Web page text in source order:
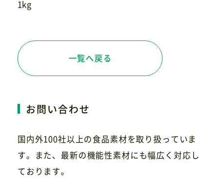
1kg
一覧へ戻る
お問い合わせ
国内外100社以上の食品素材を取り扱っていま
す。また、最新の機能性素材にも幅広く対応し
ております。